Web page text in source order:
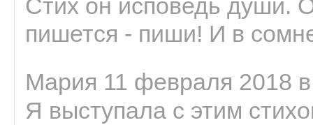
Стих он исповедь души.
пишется - пиши! И в
Мария 11 февраля 2018
Я выступала с этим